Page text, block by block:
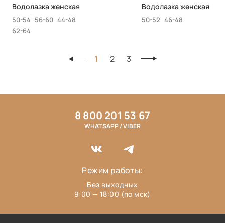
Водолазка женская
50-54 56-60 44-48
62-64
Водолазка женская
50-52 46-48
1 2 3
8 800 201 53 67
WHATSAPP / VIBER
Режим работы:
Без выходных
9:00 — 18:00 (по мск)